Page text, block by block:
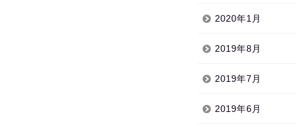
2020年1月
2019年8月
2019年7月
2019年6月